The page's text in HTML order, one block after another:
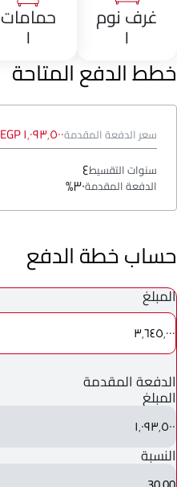
غرف نوم
١
حمامات
١
خطط الدفع المتاحة
سعر الدفعة المقدمة١٬٠٩٣٬٥٠٠ EGP
سنوات التقسيط٤
الدفعة المقدمة٣٠%
حساب خطة الدفع
المبلغ
٣٬٦٤٥٬٠٠٠
الدفعة المقدمة
المبلغ
١٬٠٩٣٬٥٠٠
النسبة